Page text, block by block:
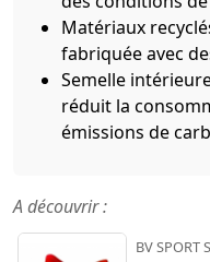
Matériaux
fabriquée avec
Semelle
réduit la
émissions de
A découvrir :
BV SPORT